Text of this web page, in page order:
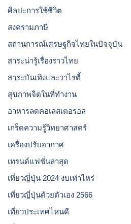
ศิลปะการใช้ชีวิต
สงครามภาษี
สถานการณ์เศรษฐกิจไทยในปัจจุบัน
สาระน่ารู้เรื่องราวไทย
สาระบันเทิงและวาไรตี้
สุขภาพจิตในที่ทำงาน
อาหารลดคอเลสเตอรอล
เกร็ดความรู้วิทยาศาสตร์
เครื่องปรับอากาศ
เทรนด์แฟชั่นล่าสุด
เที่ยวญี่ปุ่น 2024 งบเท่าไหร่
เที่ยวญี่ปุ่นด้วยตัวเอง 2566
เที่ยวประเทศไหนดี